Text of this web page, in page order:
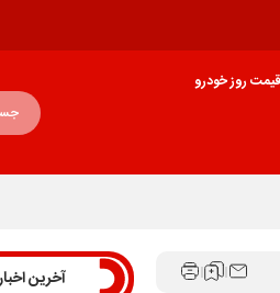
قیمت روز خودرو
آخرین